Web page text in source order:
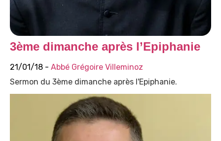
3ème dimanche après l’Epiphanie
21/01/18 - Abbé Grégoire Villeminoz
Sermon du 3ème dimanche après l'Epiphanie.